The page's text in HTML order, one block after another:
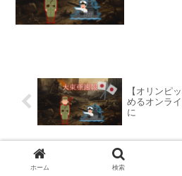
【オリンピ
めるオンラ
に
【国際】関係が悪化する中、中国はオー
ストラリアとの経済対話を｢無期限に｣中
ホーム 検索